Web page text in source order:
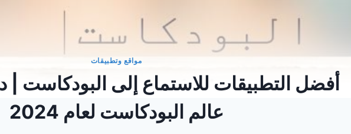
مواقع وتطبيقات
أفضل التطبيقات للاستماع إلى البودكاست |
عالم البودكاست لعام 2024